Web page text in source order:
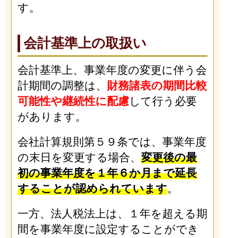
す。
会計基準上の取扱い
会計基準上、事業年度の変更に伴う会
計期間の調整は、 財務諸表の期間比較
可能性や継続性に配慮して行う必要
があります。
会社計算規則第５９条では、事業年度
の末日を変更する場合、 変更後の最
初の事業年度を１年６か月まで延長
することが認められています。
一方、法人税法上は、１年を超える期
間を事業年度に設定することができ